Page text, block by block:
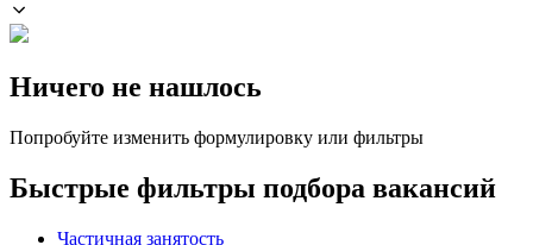
Ничего не нашлось
Попробуйте изменить формулировку или фильтры
Быстрые фильтры подбора вакансий
Частичная занятость